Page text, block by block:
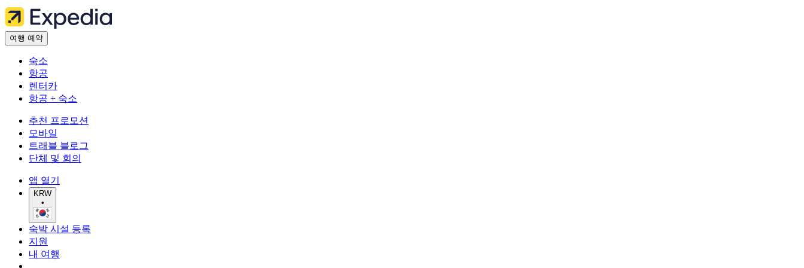
여행 예약
숙소
항공
렌터카
항공 + 숙소
추천 프로모션
모바일
트래블 블로그
단체 및 회의
앱 열기
KRW
•
숙박 시설 등록
지원
내 여행